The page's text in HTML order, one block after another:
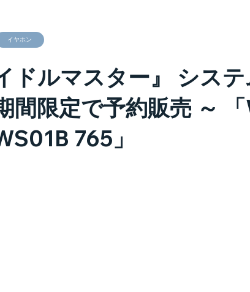
ドルマスター』 シス
間限定で予約販売 ～
765」
イヤホン